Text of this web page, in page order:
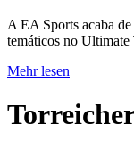
A EA Sports acaba
temáticos no Ultimate
Mehr lesen